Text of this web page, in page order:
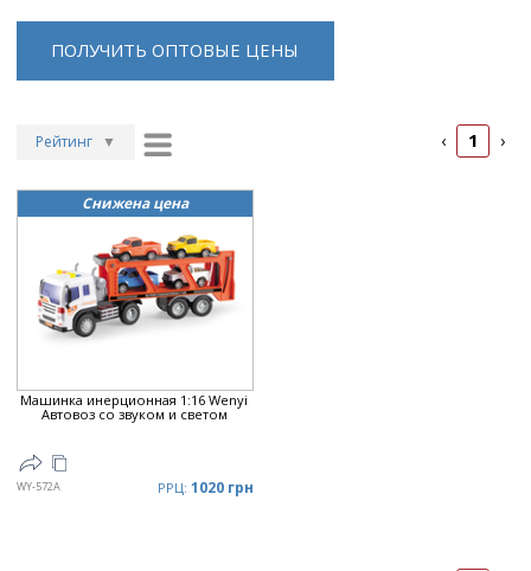
ПОЛУЧИТЬ ОПТОВЫЕ ЦЕНЫ
Рейтинг ▼
Дата ▲
▼
Цена ▲
Цена ▼
‹ 1 ›
Снижена цена
Машинка инерционная 1:16 Wenyi
Автовоз со звуком и светом
WY-572A РРЦ: 1020 грн